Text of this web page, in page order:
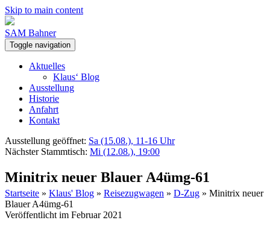
Skip to main content
SAM Bahner
Toggle navigation
Aktuelles
Klaus‘ Blog
Ausstellung
Historie
Anfahrt
Kontakt
Ausstellung geöffnet: Sa (15.08.), 11-16 Uhr
Nächster Stammtisch: Mi (12.08.), 19:00
Minitrix neuer Blauer A4ümg-61
Startseite » Klaus' Blog » Reisezugwagen » D-Zug » Minitrix neuer
Blauer A4ümg-61
Veröffentlicht im Februar 2021